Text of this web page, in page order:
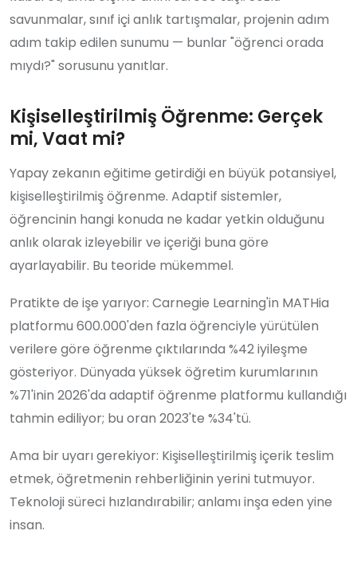
savunmalar, sınıf içi anlık tartışmalar, projenin adım
adım takip edilen sunumu — bunlar "öğrenci orada
mıydı?" sorusunu yanıtlar.
Kişiselleştirilmiş Öğrenme: Gerçek
mi, Vaat mi?
Yapay zekanın eğitime getirdiği en büyük potansiyel,
kişiselleştirilmiş öğrenme. Adaptif sistemler,
öğrencinin hangi konuda ne kadar yetkin olduğunu
anlık olarak izleyebilir ve içeriği buna göre
ayarlayabilir. Bu teoride mükemmel.
Pratikte de işe yarıyor: Carnegie Learning'in MATHia
platformu 600.000'den fazla öğrenciyle yürütülen
verilere göre öğrenme çıktılarında %42 iyileşme
gösteriyor. Dünyada yüksek öğretim kurumlarının
%71'inin 2026'da adaptif öğrenme platformu kullandığı
tahmin ediliyor; bu oran 2023'te %34'tü.
Ama bir uyarı gerekiyor: Kişiselleştirilmiş içerik teslim
etmek, öğretmenin rehberliğinin yerini tutmuyor.
Teknoloji süreci hızlandırabilir; anlamı inşa eden yine
insan.